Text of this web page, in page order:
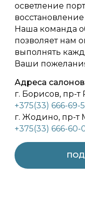
осветление
Наша команда
позволяет нам
выполнять
Ваши
Адреса
г. Борисов, пр-
+375(33) 666-69-
г. Жодино, пр-т
+375(33) 666-60-